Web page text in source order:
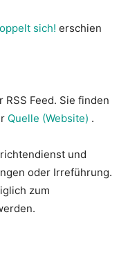
sich! erschien
Feed. Sie finden
Quelle (Website) .
und
oder Irreführung.
zum